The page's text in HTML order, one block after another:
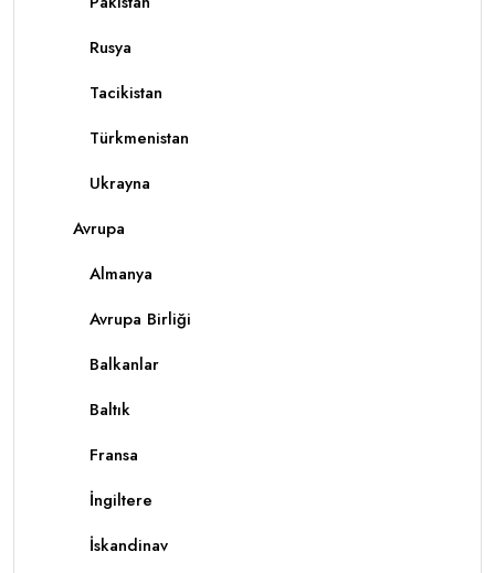
Rusya
Tacikistan
Türkmenistan
Ukrayna
Avrupa
Almanya
Avrupa Birliği
Balkanlar
Baltık
Fransa
İngiltere
İskandinav